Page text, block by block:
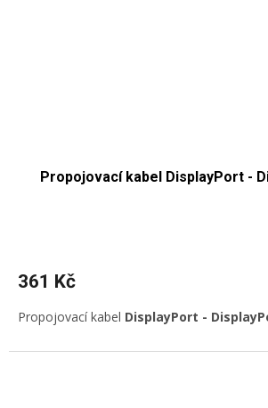
Propojovací kabel DisplayPort -
361 Kč
Propojovací kabel DisplayPort -